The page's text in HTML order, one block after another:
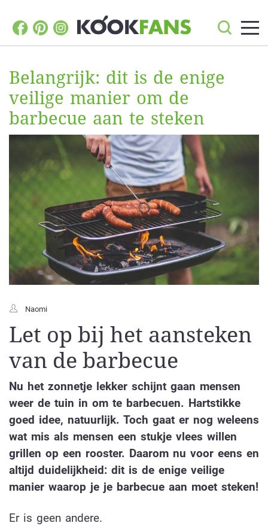
Belangrijk: dit is de enige
veilige manier om de
barbecue aan te steken
Naomi
Let op bij het aansteken
van de barbecue
Nu het zonnetje lekker schijnt gaan mensen
weer de tuin in om te barbecuen. Hartstikke
goed idee, natuurlijk. Toch gaat er nog weleens
wat mis als mensen een stukje vlees willen
grillen op een rooster. Daarom nu voor eens en
altijd duidelijkheid: dit is de enige veilige
manier waarop je je barbecue aan moet steken!
Er is geen andere.